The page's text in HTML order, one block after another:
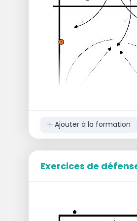
L'entraîneur lance le
poste VI avant de
fendue, de se
travers le terrain.
Après le jeu, les
Ajouter à la formation
Exercices de